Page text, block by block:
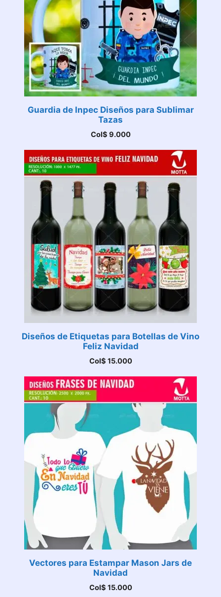
Guardia de Inpec Diseños para Sublimar
Tazas
Col$ 9.000
Diseños de Etiquetas para Botellas de Vino
Feliz Navidad
Col$ 15.000
Vectores para Estampar Mason Jars de
Navidad
Col$ 15.000